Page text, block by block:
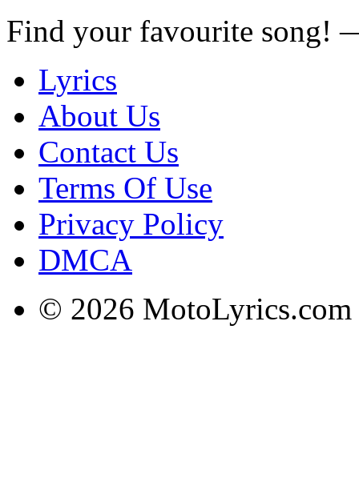
Find your favourite song!
Lyrics
About Us
Contact Us
Terms Of Use
Privacy Policy
DMCA
© 2026 MotoLyrics.com